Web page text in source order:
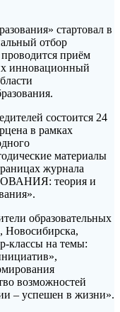
стартовал в
отбор
приём
инновационный
состоится 24
в рамках
материалы
журнала
теория и
образовательных
Новосибирска,
классы на темы:
возможностей
– успешен в жизни».